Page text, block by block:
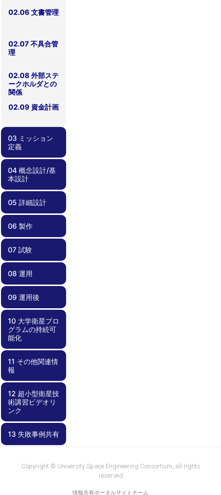
02.06 文書管理
02.07 不具合管
理
02.08 外部ステ
ークホルダとの
関係
02.09 資金計画
03 ミッション
定義
03.00 ミッショ
ン定義
03.01 実現性
03.02 サクセス
クライテリア
03.03 ミッショ
ンシナリオ
03.04 リスク管
理
04 概念設計/基
本設計
04.00 概念設
04.01 要求管理
04.02 過去のプ
04.03 安全要求
04.04 検証計
05 詳細設計
05.00 詳細設計
05.01 部品・コ
05.02 リスク管
05.03 死なない
05.04 過剰な保
05.05 設計変更
05.06 運用しや
05.07 試験しや
05.08 設計根拠
05.09 フライト
05.10 安全要求
06 製作
06.00 製作
06.01 品質管理
06.02 作業外注
06.03 安全要求
07 試験
07.00 試験
07.01 電磁適合
07.02 End-to-
07.03 電気的イ
試験
07.04 システム
07.05 End-to-
07.06 展開試験
07.07 フィット
07.08 熱試験
07.09 振動試験
07.10 試験コン
07.11 外部試験
07.12 試験結果
07.13 不具合対
07.14 衛星の保
07.15 安全要求
08 運用
08.00 運用
08.01 地上系準
08.02 運用計画
08.03 不具合対
09 運用後
09.00 運用後
09.01 レッスン
ズラーンド
09.02 記録化と
成果報告・公開
09.03 ノウハウ
共有
10 大学衛星プロ
グラムの持続可
能化
10.00 大学衛星
プログラムの持
10.01 プログラ
ムとしての視点
10.02 学内基盤
の強化
10.03 資金確保
10.04 外部連携
11 その他関連情
報
11.00 その他関
連情報
11.01 失敗事例
集
11.02 部品デー
タベース
12 超小型衛星技
術講習ビデオリ
ンク
12.00 超小型衛
12.01
12.02 工事中
13 失敗事例共有
共有Copyright © University Space Engineering Consortium, all rights
reserved
情報共有ポータルサイトチーム